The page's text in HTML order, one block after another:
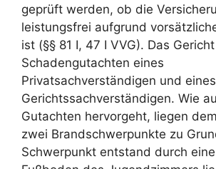
geprüft werden, ob die
leistungsfrei aufgrund
ist (§§ 81 I, 47 I VVG). Das
Schadengutachten eines
Privatsachverständigen und eines
Gerichtssachverständigen. Wie
Gutachten hervorgeht, liegen
zwei Brandschwerpunkte zu
Schwerpunkt entstand durch